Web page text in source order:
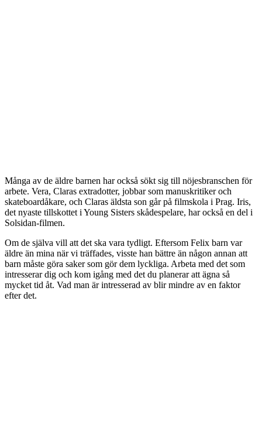
Många av de äldre barnen har också sökt sig till nöjesbranschen för
arbete. Vera, Claras extradotter, jobbar som manuskritiker och
skateboardåkare, och Claras äldsta son går på filmskola i Prag. Iris,
det nyaste tillskottet i Young Sisters skådespelare, har också en del i
Solsidan-filmen.
Om de själva vill att det ska vara tydligt. Eftersom Felix barn var
äldre än mina när vi träffades, visste han bättre än någon annan att
barn måste göra saker som gör dem lyckliga. Arbeta med det som
intresserar dig och kom igång med det du planerar att ägna så
mycket tid åt. Vad man är intresserad av blir mindre av en faktor
efter det.